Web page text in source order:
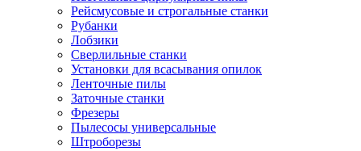
Рейсмусовые и строгальные станки
Рубанки
Лобзики
Сверлильные станки
Установки для всасывания опилок
Ленточные пилы
Заточные станки
Фрезеры
Пылесосы универсальные
Штроборезы